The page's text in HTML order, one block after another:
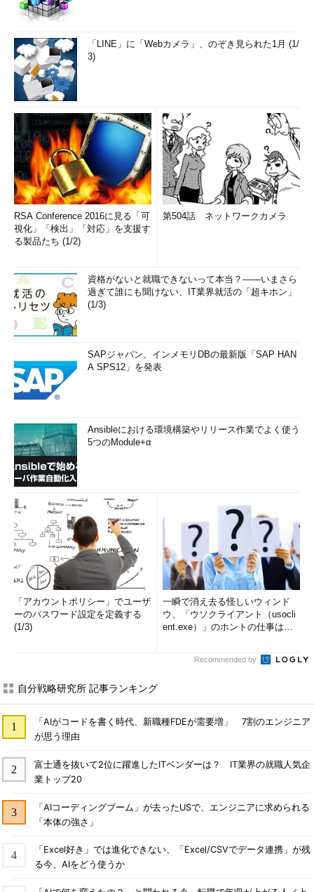
「LINE」に「Webカメラ」、のぞき見られた1月 (1/
3)
RSA Conference 2016に見る「可
視化」「検出」「対応」を支援す
る製品たち (1/2)
第504話 ネットワークカメラ
資格がないと就職できないって本当？――いまさら
過ぎて誰にも聞けない、IT業界就活の「超キホン」
(1/3)
SAPジャパン、インメモリDBの最新版「SAP HAN
A SPS12」を発表
Ansibleにおける環境構築やリリース作業でよく使う
5つのModule+α
「アカウントポリシー」でユーザ
ーのパスワード設定を定義する
(1/3)
一瞬で消え去る怪しいウィンド
ウ、「ウソクライアント（usocli
ent.exe）」のホントの仕事は？
Recommended by
自分戦略研究所 記事ランキング
「AIがコードを書く時代、新職種FDEが需要増」 7割のエンジニア
が思う理由
富士通を抜いて2位に躍進したITベンダーは？ IT業界の就職人気企
業トップ20
「AIコーディングブーム」が去ったUSで、エンジニアに求められる
「本体の強さ」
「Excel好き」では進化できない、「Excel/CSVでデータ連携」が残
る今、AIをどう使うか